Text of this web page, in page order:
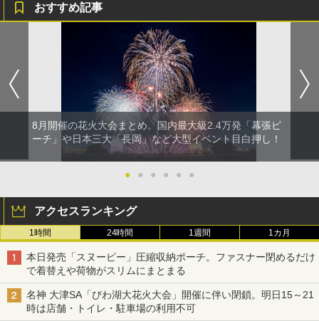
おすすめ記事
8月開催の花火大会まとめ。国内最大級2.4万発「幕張ビ
ーチ」や日本三大「長岡」など大型イベント目白押し！
● ● ● ● ● ●
アクセスランキング
1時間 24時間 1週間 1カ月
本日発売「スヌーピー」圧縮収納ポーチ。ファスナー閉めるだけ
で着替えや荷物がスリムにまとまる
名神 大津SA「びわ湖大花火大会」開催に伴い閉鎖。明日15～21
時は店舗・トイレ・駐車場の利用不可